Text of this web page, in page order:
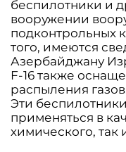
беспилотники и
вооружении
подконтрольных
того, имеются
Азербайджану
F-16 также
распыления
Эти
применяться в
химического, так